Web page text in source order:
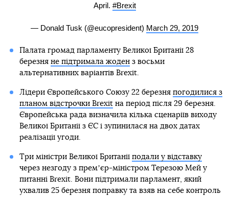
April. #Brexit
— Donald Tusk (@eucopresident) March 29, 2019
Палата громад парламенту Великої Британії 28
березня не підтримала жоденз восьми
альтернативних варіантів Brexit.
Лідери Європейського Союзу 22 березня погодилися з
планом відстрочки Brexitна період після 29 березня.
Європейська рада визначила кілька сценаріїв виходу
Великої Британії з ЄС і зупинилася на двох датах
реалізації угоди.
Три міністри Великої Британії подали у відставку
через незгоду з премʼєр-міністром Терезою Мей у
питанні Brexit. Вони підтримали парламент, який
ухвалив 25 березня поправку та взяв на себе контроль